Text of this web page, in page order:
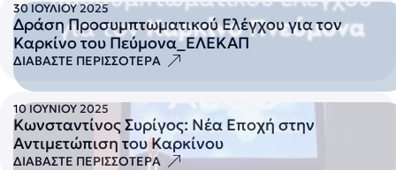
30 ΙΟΥΛΙΟΥ 2025
Δράση Προσυμπτωματικού Ελέγχου για τον
Καρκίνο του Πεύμονα_ΕΛΕΚΑΠ
ΔΙΑΒΑΣΤΕ ΠΕΡΙΣΣΟΤΕΡΑ
10 ΙΟΥΝΙΟΥ 2025
Κωνσταντίνος Συρίγος: Νέα Εποχή στην
Αντιμετώπιση του Καρκίνου
ΔΙΑΒΑΣΤΕ ΠΕΡΙΣΣΟΤΕΡΑ